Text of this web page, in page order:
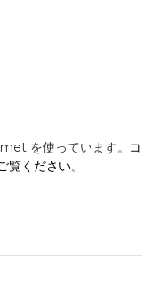
を使っています。
コ
覧ください。